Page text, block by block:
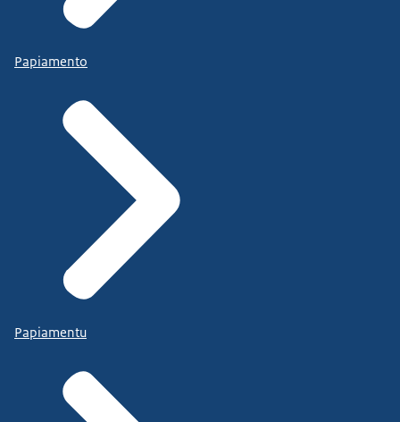
Papiamento
Papiamentu